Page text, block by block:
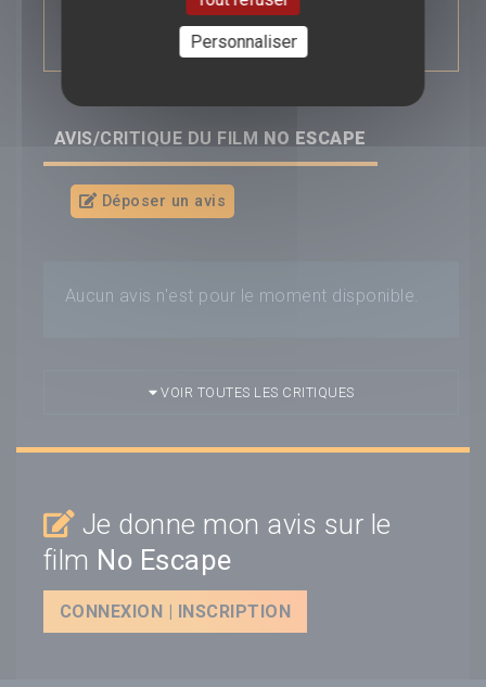
retrouve au milieu d'un violent coup d'état...
AVIS/CRITIQUE DU FILM NO ESCAPE
Déposer un avis
Aucun avis n'est pour le moment disponible.
VOIR TOUTES LES CRITIQUES
Je donne mon avis sur le
film No Escape
CONNEXION | INSCRIPTION
Personnaliser